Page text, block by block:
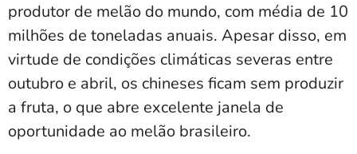
produtor de melão do mundo, com média de 10
milhões de toneladas anuais. Apesar disso, em
virtude de condições climáticas severas entre
outubro e abril, os chineses ficam sem produzir
a fruta, o que abre excelente janela de
oportunidade ao melão brasileiro.